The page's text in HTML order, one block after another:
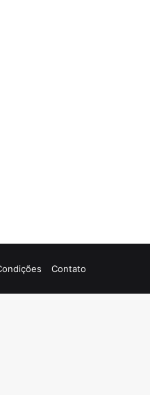
Contato